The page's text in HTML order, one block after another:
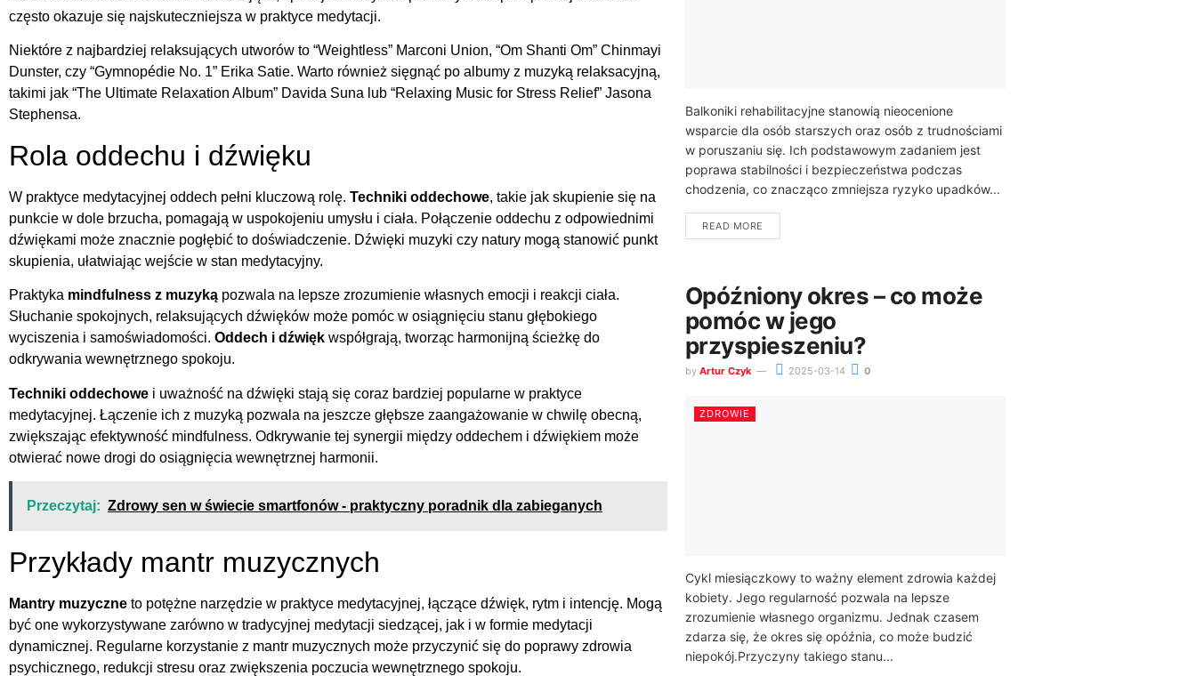
często okazuje się najskuteczniejsza w praktyce medytacji.
Niektóre z najbardziej relaksujących utworów to “Weightless” Marconi Union, “Om Shanti Om” Chinmayi
Dunster, czy “Gymnopédie No. 1” Erika Satie. Warto również sięgnąć po albumy z muzyką relaksacyjną,
takimi jak “The Ultimate Relaxation Album” Davida Suna lub “Relaxing Music for Stress Relief” Jasona
Stephensa.
Rola oddechu i dźwięku
W praktyce medytacyjnej oddech pełni kluczową rolę. Techniki oddechowe, takie jak skupienie się na
punkcie w dole brzucha, pomagają w uspokojeniu umysłu i ciała. Połączenie oddechu z odpowiednimi
dźwiękami może znacznie pogłębić to doświadczenie. Dźwięki muzyki czy natury mogą stanowić punkt
skupienia, ułatwiając wejście w stan medytacyjny.
Praktyka mindfulness z muzyką pozwala na lepsze zrozumienie własnych emocji i reakcji ciała.
Słuchanie spokojnych, relaksujących dźwięków może pomóc w osiągnięciu stanu głębokiego
wyciszenia i samoświadomości. Oddech i dźwięk współgrają, tworząc harmonijną ścieżkę do
odkrywania wewnętrznego spokoju.
Techniki oddechowe i uważność na dźwięki stają się coraz bardziej popularne w praktyce
medytacyjnej. Łączenie ich z muzyką pozwala na jeszcze głębsze zaangażowanie w chwilę obecną,
zwiększając efektywność mindfulness. Odkrywanie tej synergii między oddechem i dźwiękiem może
otwierać nowe drogi do osiągnięcia wewnętrznej harmonii.
Przeczytaj: Zdrowy sen w świecie smartfonów - praktyczny poradnik dla zabieganych
Przykłady mantr muzycznych
Mantry muzyczne to potężne narzędzie w praktyce medytacyjnej, łączące dźwięk, rytm i intencję. Mogą
być one wykorzystywane zarówno w tradycyjnej medytacji siedzącej, jak i w formie medytacji
dynamicznej. Regularne korzystanie z mantr muzycznych może przyczynić się do poprawy zdrowia
psychicznego, redukcji stresu oraz zwiększenia poczucia wewnętrznego spokoju.
Balkoniki rehabilitacyjne stanowią nieocenione
wsparcie dla osób starszych oraz osób z trudnościami
w poruszaniu się. Ich podstawowym zadaniem jest
poprawa stabilności i bezpieczeństwa podczas
chodzenia, co znacząco zmniejsza ryzyko upadków...
READ MORE
Opóźniony okres – co może
pomóc w jego
przyspieszeniu?
by Artur Czyk 2025-03-14 0
ZDROWIE
Cykl miesiączkowy to ważny element zdrowia każdej
kobiety. Jego regularność pozwala na lepsze
zrozumienie własnego organizmu. Jednak czasem
zdarza się, że okres się opóźnia, co może budzić
niepokój.Przyczyny takiego stanu...